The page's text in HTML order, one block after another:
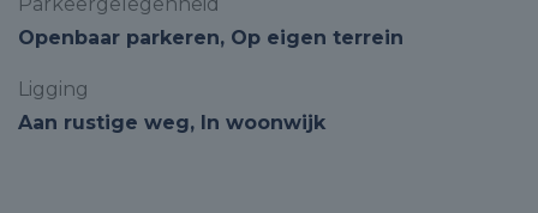
Openbaar parkeren, Op eigen terrein
Ligging
Aan rustige weg, In woonwijk